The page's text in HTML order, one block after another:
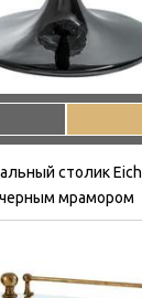
столик
черным мрамором